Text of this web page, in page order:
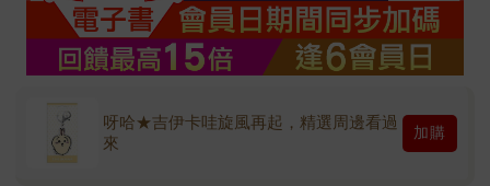
呀哈★吉伊卡哇旋風再起，精選周邊看過
來
加購